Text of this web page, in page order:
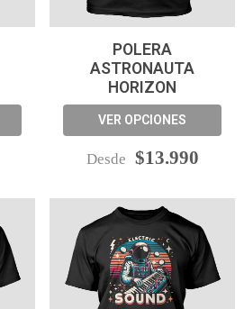
POLERA
ASTRONAUTA
HORIZON
VER OPCIONES
Desde $13.990